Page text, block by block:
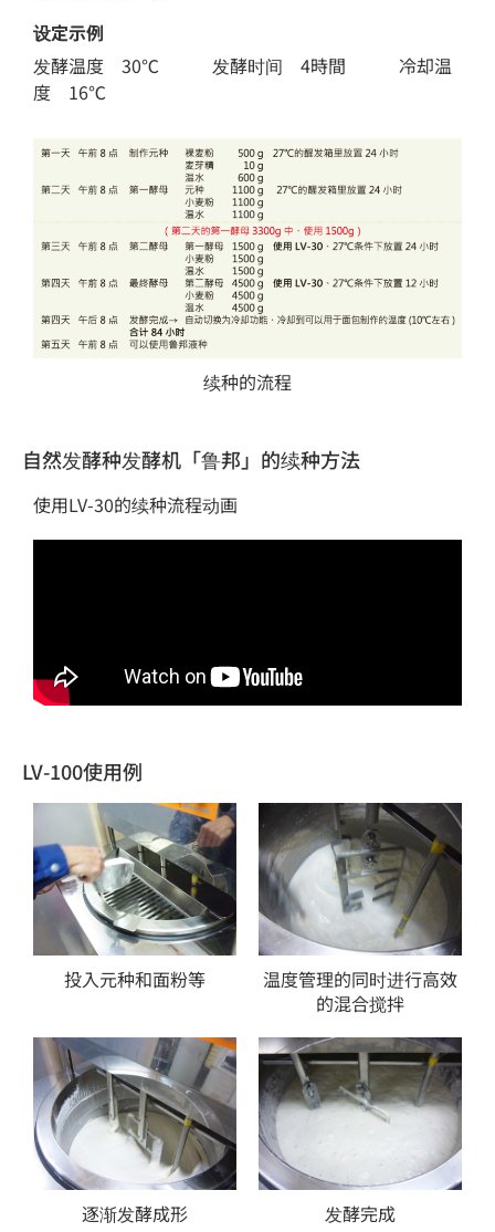
设定示例
发酵温度 30℃ 发酵时间 4時間 冷却温
度 16℃
续种的流程
自然发酵种发酵机「鲁邦」的续种方法
使用LV-30的续种流程动画
LV-100使用例
投入元种和面粉等
温度管理的同时进行高效
的混合搅拌
逐渐发酵成形 发酵完成